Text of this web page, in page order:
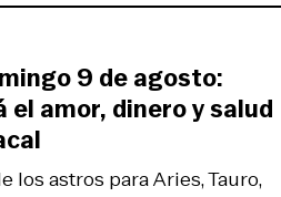
los astros para Aries, Tauro,
9 de agosto:
amor, dinero y salud